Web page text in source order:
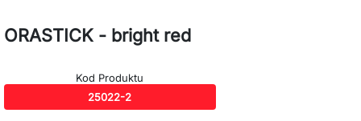
ORASTICK - bright red
Kod Produktu
25022-2